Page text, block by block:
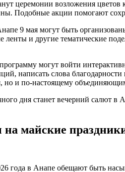
церемонии возложения
Подобные акции помогают
9 мая могут быть
и другие тематические
могут войти
написать слова
но и по-настоящему
дня станет вечерний салют
майские
года в Анапе обещают быть